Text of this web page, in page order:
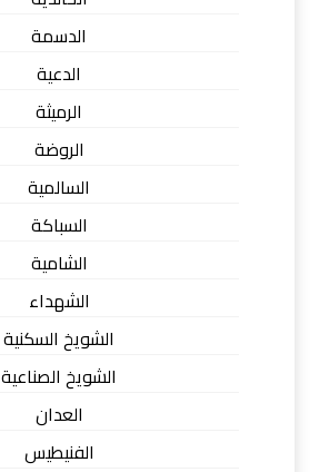
الدسمة
الدعية
الرميثة
الروضة
السالمية
السباكة
الشامية
الشهداء
الشويخ السكنية
الشويخ الصناعية
العدان
الفنيطيس